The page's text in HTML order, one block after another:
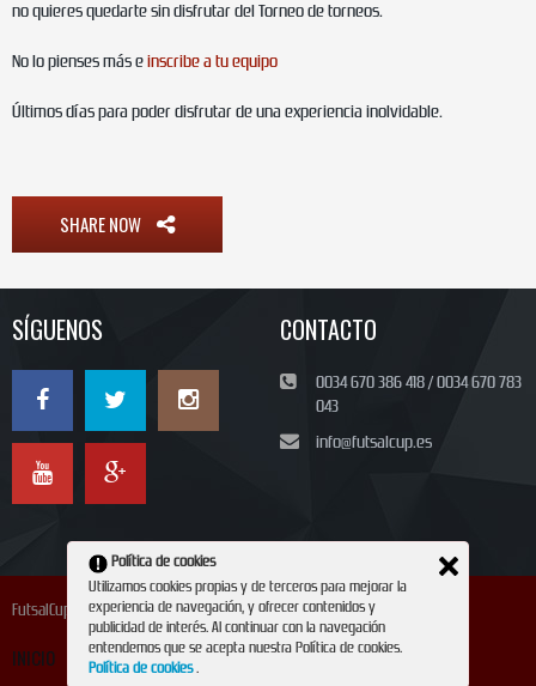
no quieres quedarte sin disfrutar del Torneo de torneos.
No lo pienses más einscribe a tu equipo
Últimos días para poder disfrutar de una experiencia inolvidable.
SHARE NOW
SÍGUENOS CONTACTO
0034 670 386 418 / 0034 670 783
043
info@futsalcup.es
FutsalCup 2024
INICIO INSCRIPCIÓN CONTACTO REVISTA
Política de cookies
Utilizamos cookies propias y de terceros para mejorar la
experiencia de navegación, y ofrecer contenidos y
publicidad de interés. Al continuar con la navegación
entendemos que se acepta nuestra Política de cookies.
Política de cookies.